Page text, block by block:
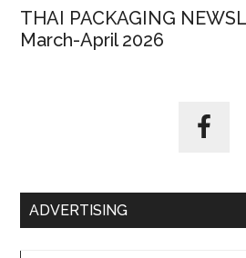
THAI PACKAGING
March-April 2026
ADVERTISING